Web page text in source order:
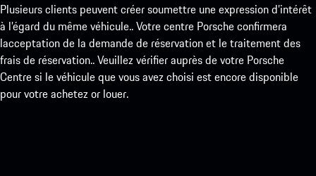
Plusieurs clients peuvent créer soumettre une expression d’intérêt
à l’égard du même véhicule.. Votre centre Porsche confirmera
lacceptation de la demande de réservation et le traitement des
frais de réservation.. Veuillez vérifier auprès de votre Porsche
Centre si le véhicule que vous avez choisi est encore disponible
pour votre achetez or louer.